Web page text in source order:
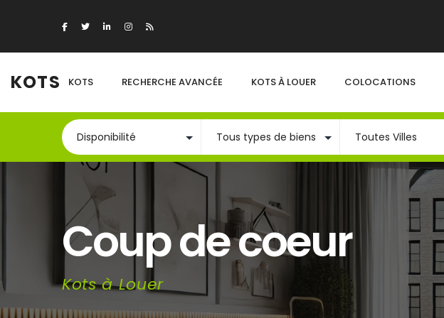
KOTS KOTS RECHERCHE AVANCÉE KOTS À LOUER COLOCATIONS
Coup de coeur
Kots à Louer